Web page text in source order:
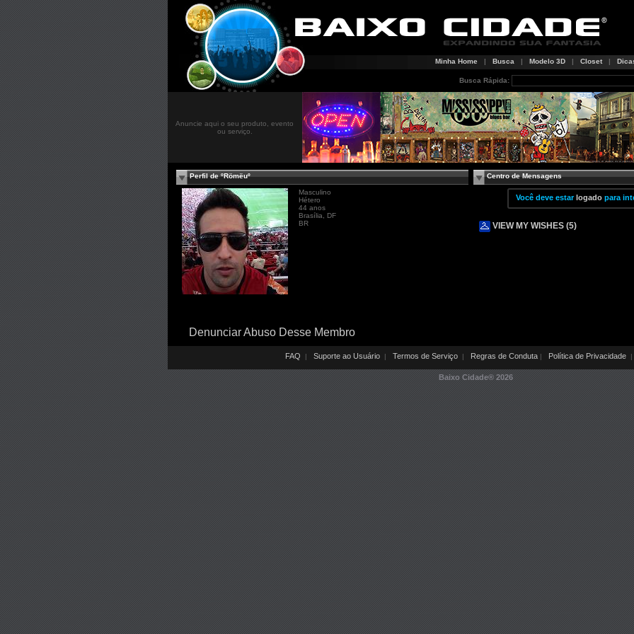
Minha Home | Busca | Modelo 3D | Closet |
Busca Rápida:
Anuncie aqui o seu produto, evento
ou serviço.
Perfil de ºRömëuº
Masculino
Hétero
44 anos
Brasília, DF
BR
Centro de Mensagens
Você deve estarlogado para
VIEW MY WISHES (5)
Denunciar Abuso Desse Membro
FAQ | Suporte ao Usuário | Termos de Serviço | Regras de Conduta | Política de Privacidade |
Baixo Cidade® 2026